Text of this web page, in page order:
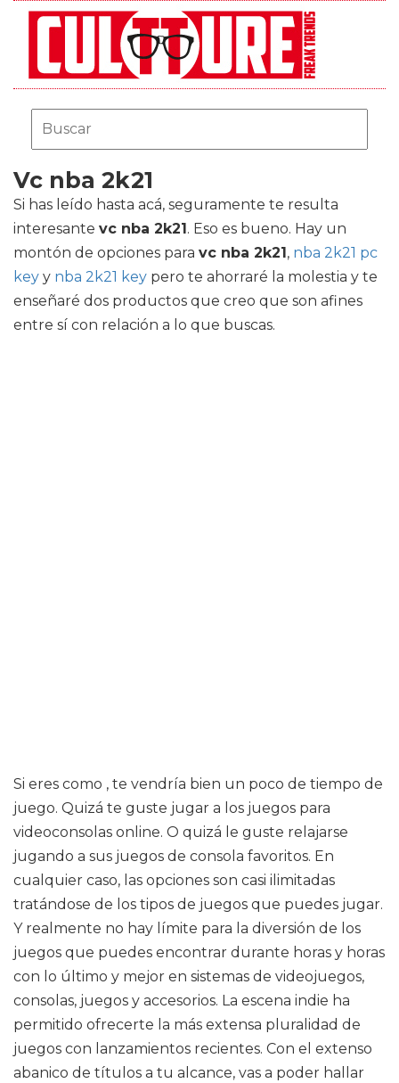
Vc nba 2k21
Si has leído hasta acá, seguramente te resulta
interesante vc nba 2k21. Eso es bueno. Hay un
montón de opciones para vc nba 2k21, nba 2k21 pc
key y nba 2k21 key pero te ahorraré la molestia y te
enseñaré dos productos que creo que son afines
entre sí con relación a lo que buscas.
Si eres como , te vendría bien un poco de tiempo de
juego. Quizá te guste jugar a los juegos para
videoconsolas online. O quizá le guste relajarse
jugando a sus juegos de consola favoritos. En
cualquier caso, las opciones son casi ilimitadas
tratándose de los tipos de juegos que puedes jugar.
Y realmente no hay límite para la diversión de los
juegos que puedes encontrar durante horas y horas
con lo último y mejor en sistemas de videojuegos,
consolas, juegos y accesorios. La escena indie ha
permitido ofrecerte la más extensa pluralidad de
juegos con lanzamientos recientes. Con el extenso
abanico de títulos a tu alcance, vas a poder hallar